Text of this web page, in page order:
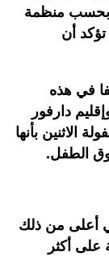
بحسب منظمة
تؤكد أن
في هذه
دارفور
الاثنين بأنها
أعلى من ذلك
على أكثر